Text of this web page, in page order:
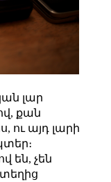
լար
քան
ու այդ լարի
են, չեն